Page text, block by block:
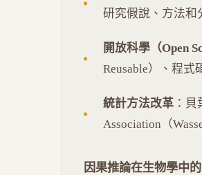
研究假說、方法和
開放科學（Open
Reusable）、程式
統計方法改革 ：
Association（
因果推論在生物學中